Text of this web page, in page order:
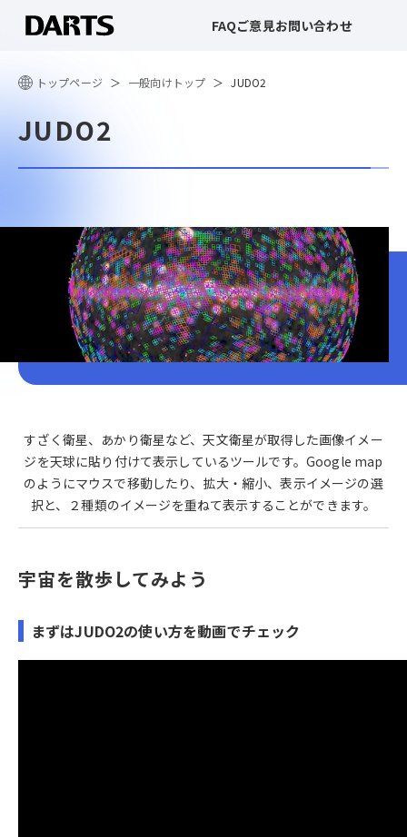
FAQご意見お問い合わせ
トップページ 一般向けトップ JUDO2
JUDO2
すざく衛星、あかり衛星など、天文衛星が取得した画像イメー
ジを天球に貼り付けて表示しているツールです。Google map
のようにマウスで移動したり、拡大・縮小、表示イメージの選
択と、２種類のイメージを重ねて表示することができます。
宇宙を散歩してみよう
まずはJUDO2の使い方を動画でチェック